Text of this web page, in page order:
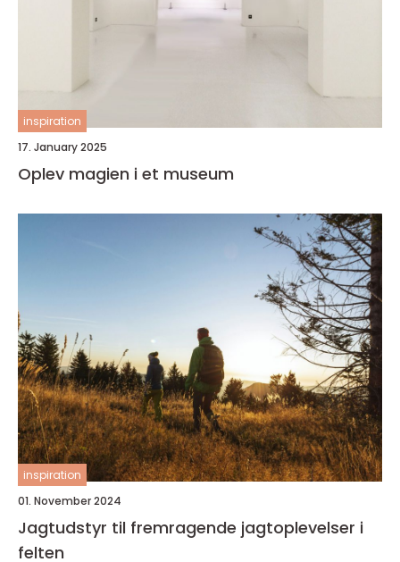
inspiration
17. January 2025
Oplev magien i et museum
inspiration
01. November 2024
Jagtudstyr til fremragende jagtoplevelser i
felten